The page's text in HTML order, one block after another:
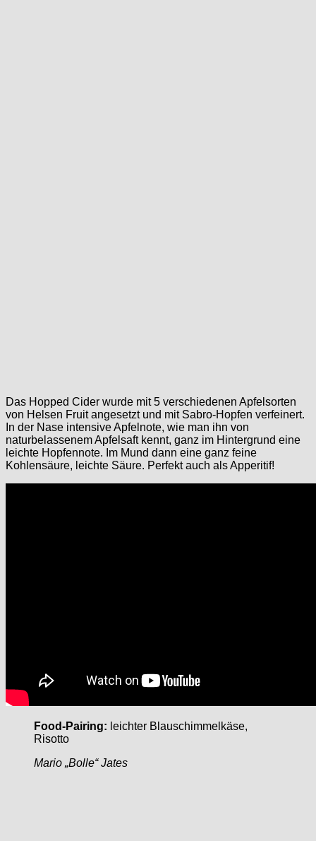
Das Hopped Cider wurde mit 5 verschiedenen Apfelsorten
von Helsen Fruit angesetzt und mit Sabro-Hopfen verfeinert.
In der Nase intensive Apfelnote, wie man ihn von
naturbelassenem Apfelsaft kennt, ganz im Hintergrund eine
leichte Hopfennote. Im Mund dann eine ganz feine
Kohlensäure, leichte Säure. Perfekt auch als Apperitif!
Food-Pairing: leichter Blauschimmelkäse,
Risotto
Mario „Bolle“ Jates